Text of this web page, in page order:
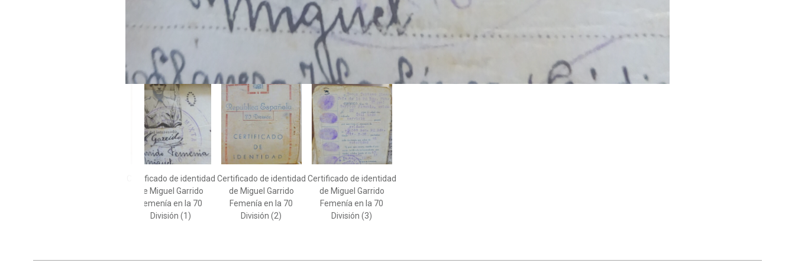
Certificado de identidad
de Miguel Garrido
Femenía en la 70
División (1)
Certificado de identidad
de Miguel Garrido
Femenía en la 70
División (2)
Certificado de identidad
de Miguel Garrido
Femenía en la 70
División (3)